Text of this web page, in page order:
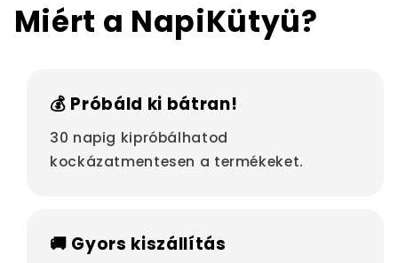
Miért a NapiKütyü?
💰 Próbáld ki bátran!
30 napig kipróbálhatod
kockázatmentesen a termékeket.
🚚 Gyors kiszállítás